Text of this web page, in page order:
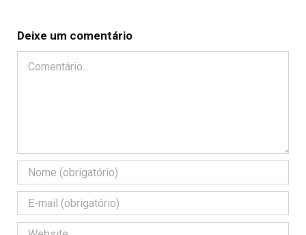
Deixe um comentário
Comentário